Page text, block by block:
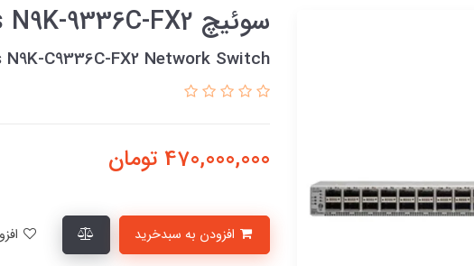
سوئیچ Cisco Nexus N9K-9336C-FX2
C9336C-FX2 Network Switch
470,000,000 تومان